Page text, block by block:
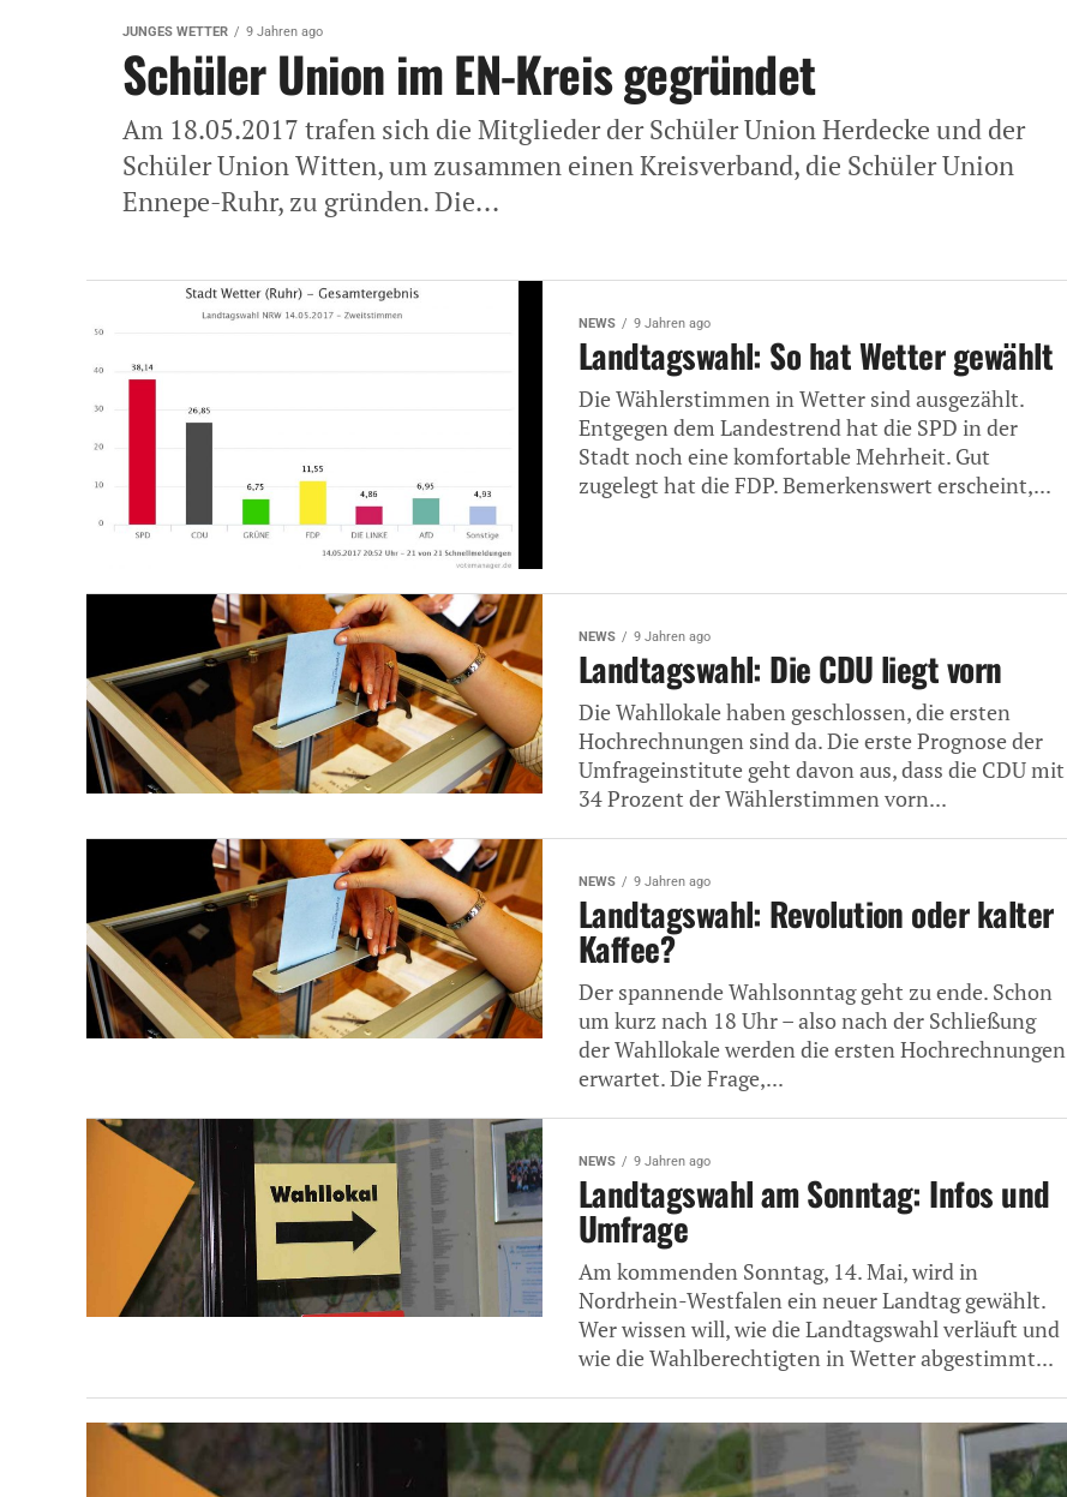
JUNGES WETTER 9 Jahren ago
Schüler Union im EN-Kreis gegründet
Am 18.05.2017 trafen sich die Mitglieder der Schüler Union Herdecke und der
Schüler Union Witten, um zusammen einen Kreisverband, die Schüler Union
Ennepe-Ruhr, zu gründen. Die...
NEWS 9 Jahren ago
Landtagswahl: So hat Wetter gewählt
Die Wählerstimmen in Wetter sind ausgezählt.
Entgegen dem Landestrend hat die SPD in der
Stadt noch eine komfortable Mehrheit. Gut
zugelegt hat die FDP. Bemerkenswert erscheint,...
NEWS 9 Jahren ago
Landtagswahl: Die CDU liegt vorn
Die Wahllokale haben geschlossen, die ersten
Hochrechnungen sind da. Die erste Prognose der
Umfrageinstitute geht davon aus, dass die CDU mit
34 Prozent der Wählerstimmen vorn...
NEWS 9 Jahren ago
Landtagswahl: Revolution oder kalter
Kaffee?
Der spannende Wahlsonntag geht zu ende. Schon
um kurz nach 18 Uhr – also nach der Schließung
der Wahllokale werden die ersten Hochrechnungen
erwartet. Die Frage,...
NEWS 9 Jahren ago
Landtagswahl am Sonntag: Infos und
Umfrage
Am kommenden Sonntag, 14. Mai, wird in
Nordrhein-Westfalen ein neuer Landtag gewählt.
Wer wissen will, wie die Landtagswahl verläuft und
wie die Wahlberechtigten in Wetter abgestimmt...